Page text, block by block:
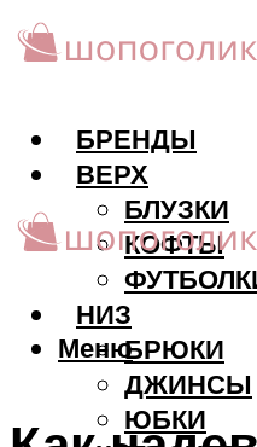
БРЕНДЫ
ВЕРХ
БЛУЗКИ
КОФТЫ
НИЗ
БРЮКИ
ДЖИНСЫ
ЮБКИ
Меню